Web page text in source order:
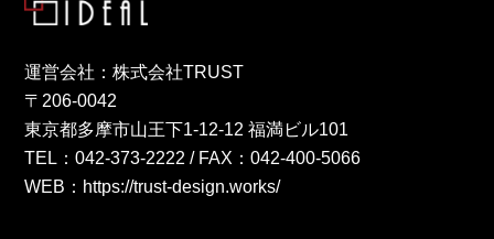
運営会社：株式会社TRUST
〒206-0042
東京都多摩市山王下1-12-12 福満ビル101
TEL：042-373-2222 / FAX：042-400-5066
WEB： https://trust-design.works/